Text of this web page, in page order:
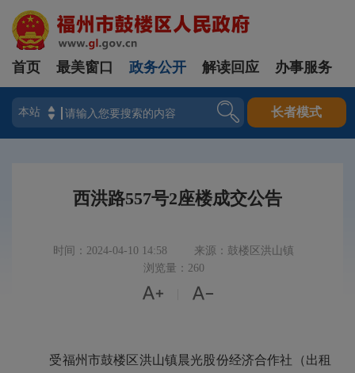
登录
首页 最美窗口 政务公开 解读回应 办事服务
长者模式
西洪路557号2座楼成交公告
时间：2024-04-10 14:58
来源：鼓楼区洪山镇
浏览量：260
 
受福州市鼓楼区洪山镇晨光股份经济合作社（出租